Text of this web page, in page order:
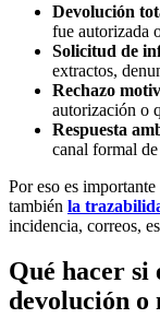
Devolución
fue autorizada
Solicitud de
extractos,
Rechazo
autorización o
Respuesta
canal formal
Por eso es
también la
incidencia, correos,
Qué hacer si
devolución o